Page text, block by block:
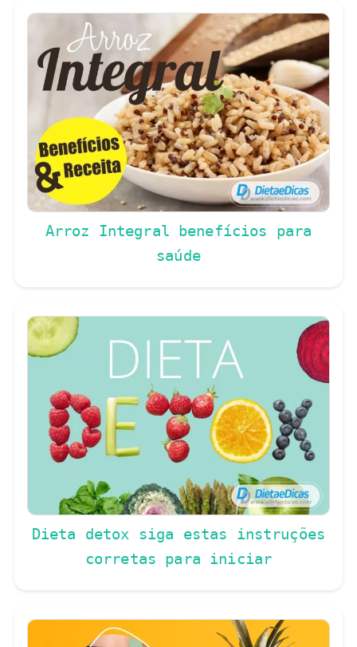
Arroz Integral benefícios para
saúde
Dieta detox siga estas instruções
corretas para iniciar